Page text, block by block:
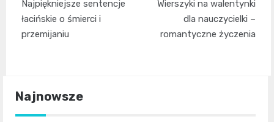
wpisu
Najpiękniejsze sentencje
łacińskie o śmierci i
przemijaniu
Wierszyki na walentynki
dla nauczycielki –
romantyczne życzenia
Najnowsze